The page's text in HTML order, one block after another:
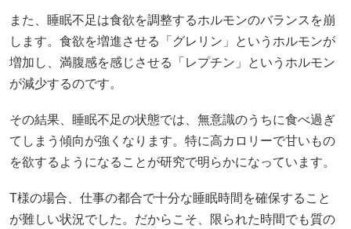
また、睡眠不足は食欲を調整するホルモンのバランスを崩
します。食欲を増進させる「グレリン」というホルモンが
増加し、満腹感を感じさせる「レプチン」というホルモン
が減少するのです。
その結果、睡眠不足の状態では、無意識のうちに食べ過ぎ
てしまう傾向が強くなります。特に高カロリーで甘いもの
を欲するようになることが研究で明らかになっています。
T様の場合、仕事の都合で十分な睡眠時間を確保すること
が難しい状況でした。だからこそ、限られた時間でも質の